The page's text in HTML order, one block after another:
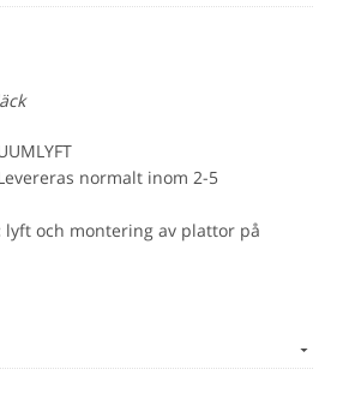
normalt inom 2-5
lyft och montering av plattor på